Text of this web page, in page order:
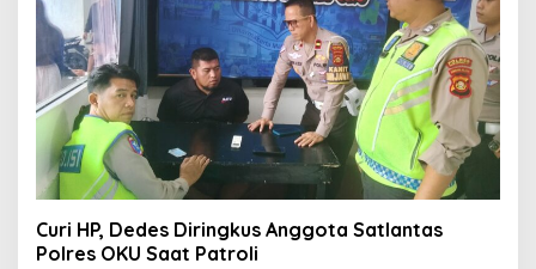
Curi HP, Dedes Diringkus Anggota Satlantas
Polres OKU Saat Patroli